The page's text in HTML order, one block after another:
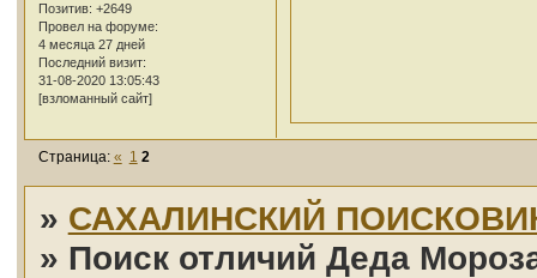
Позитив: +2649
Провел на форуме:
4 месяца 27 дней
Последний визит:
31-08-2020 13:05:43
[взломанный сайт]
Страница: « 1 2
» САХАЛИНСКИЙ
» Поиск отличий Деда